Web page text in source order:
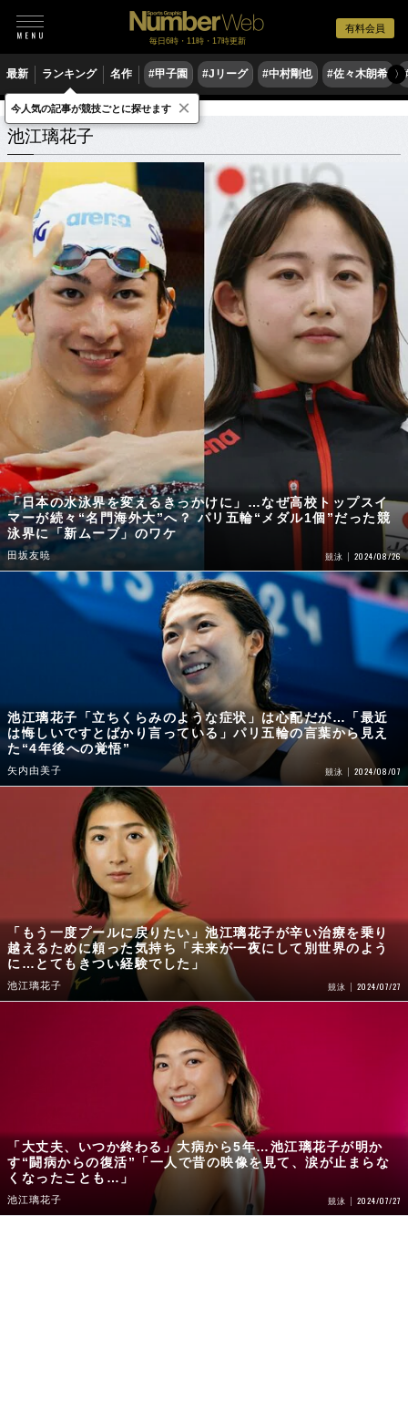
有料会員
毎日6時・11時・17時更新
最新 ランキング 名作 #甲子園 #Jリーグ #中村剛也 #佐々木朗希 〉
池江璃花子 関連記事
池江璃花子
「日本の水泳界を変えるきっかけに」…なぜ高校トップスイ
マーが続々“名門海外大”へ？ パリ五輪“メダル1個”だった競
泳界に「新ムーブ」のワケ
田坂友暁 競泳 2024/08/26
池江璃花子「立ちくらみのような症状」は心配だが…「最近
は悔しいですとばかり言っている」パリ五輪の言葉から見え
た“4年後への覚悟”
矢内由美子 競泳 2024/08/07
「もう一度プールに戻りたい」池江璃花子が辛い治療を乗り
越えるために頼った気持ち「未来が一夜にして別世界のよう
に…とてもきつい経験でした」
池江璃花子 競泳 2024/07/27
「大丈夫、いつか終わる」大病から5年…池江璃花子が明か
す“闘病からの復活”「一人で昔の映像を見て、涙が止まらな
くなったことも…」
池江璃花子 競泳 2024/07/27
今人気の記事が競技ごとに探せます ×